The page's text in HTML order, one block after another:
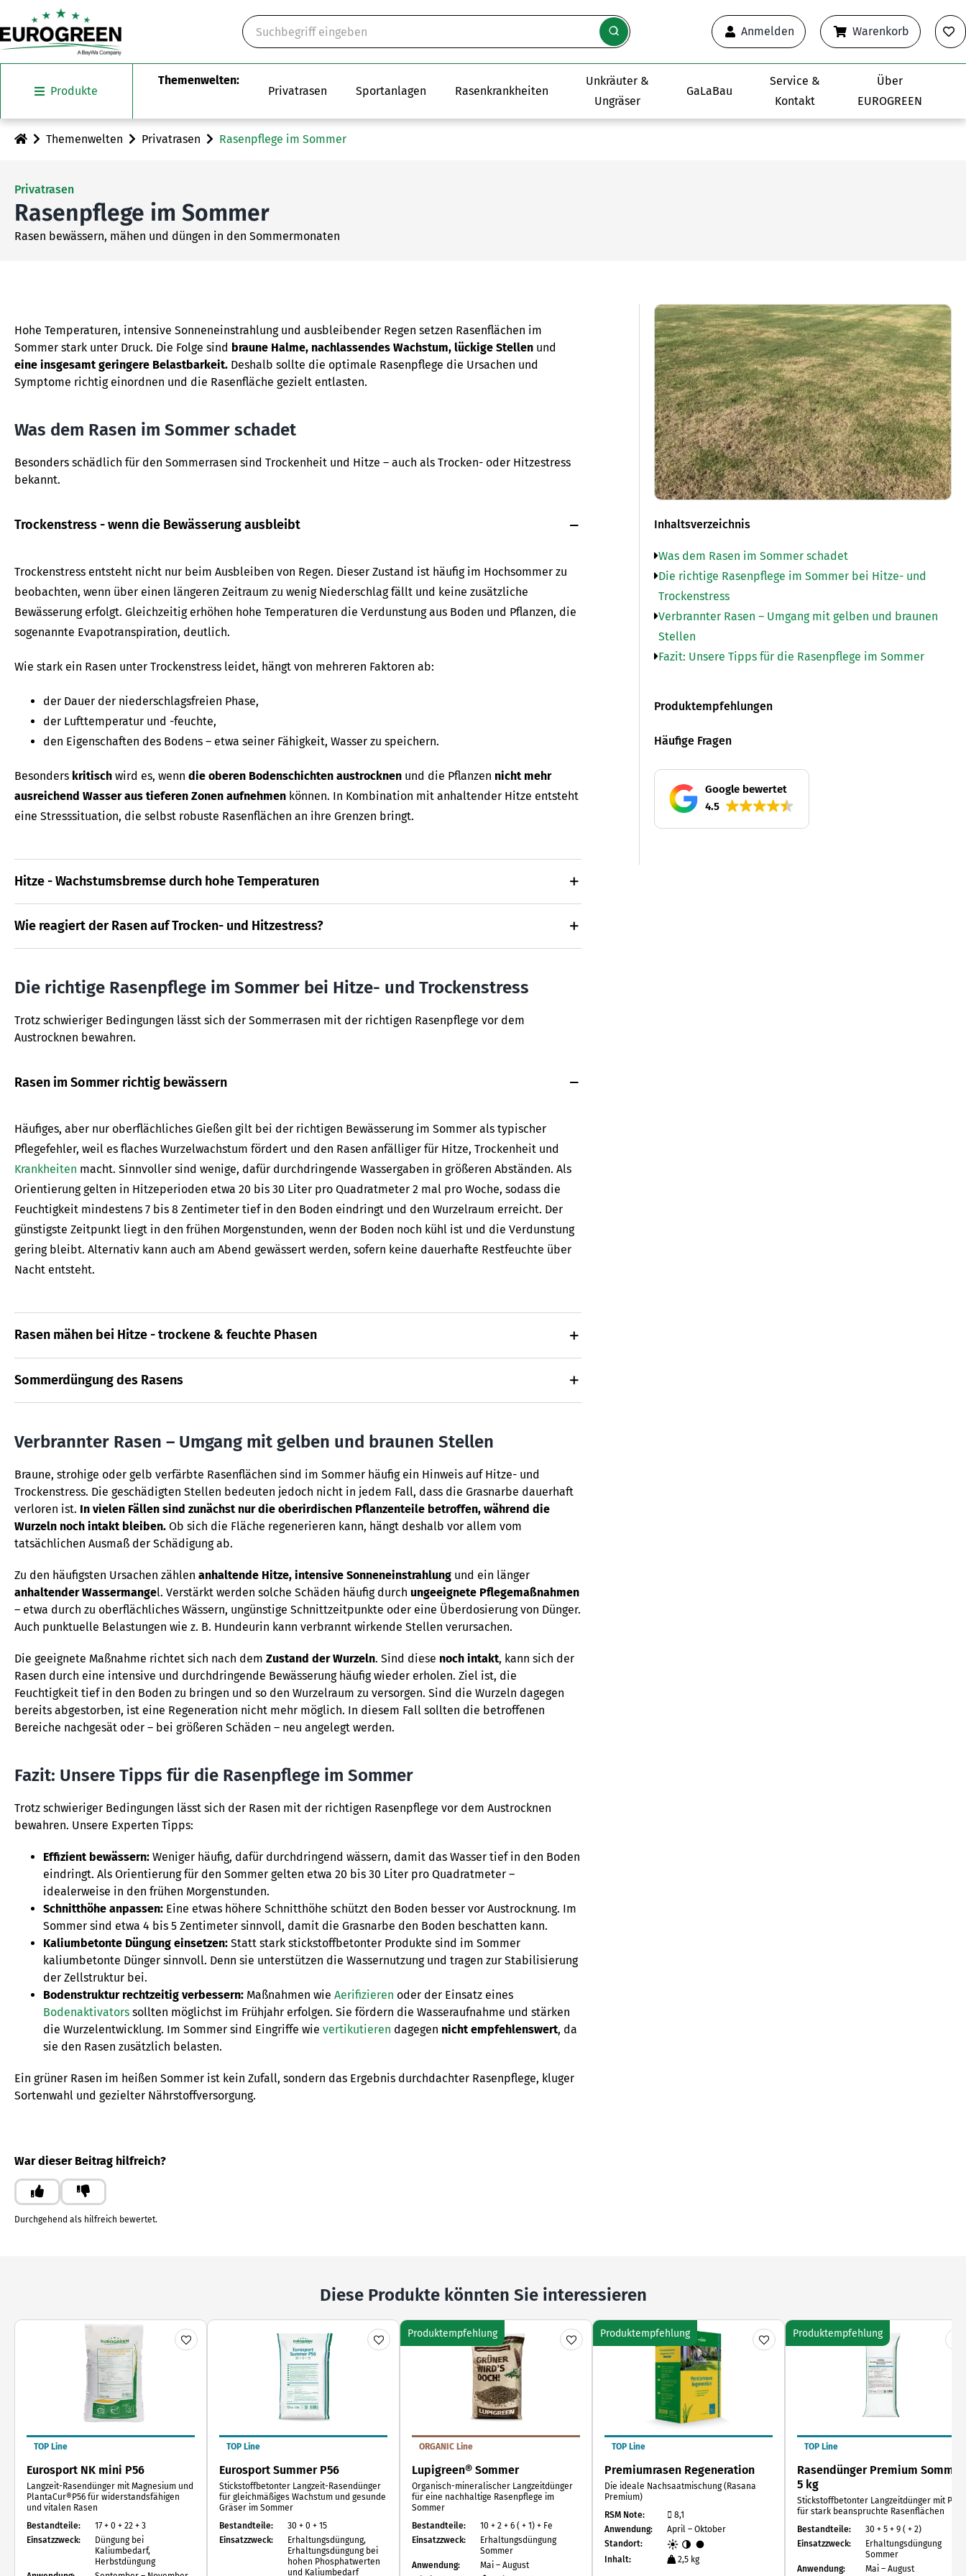
to
content
Suche
Anmelden Warenkorb
Produkte Privatrasen Sportanlagen Rasenkrankheiten
Unkräuter &
Ungräser
GaLaBau
Service &
Kontakt
Über
EUROGREEN
Themenwelten Privatrasen Rasenpflege im Sommer
Privatrasen
Rasenpflege im Sommer
Rasen bewässern, mähen und düngen in den Sommermonaten
Hohe Temperaturen, intensive Sonneneinstrahlung und ausbleibender Regen setzen Rasenflächen im
Sommer stark unter Druck. Die Folge sind braune Halme, nachlassendes Wachstum, lückige Stellen und
eine insgesamt geringere Belastbarkeit. Deshalb sollte die optimale Rasenpflege die Ursachen und
Symptome richtig einordnen und die Rasenfläche gezielt entlasten.
Was dem Rasen im Sommer schadet
Besonders schädlich für den Sommerrasen sind Trockenheit und Hitze – auch als Trocken- oder Hitzestress
bekannt.
Trockenstress - wenn die Bewässerung ausbleibt
Trockenstress entsteht nicht nur beim Ausbleiben von Regen. Dieser Zustand ist häufig im Hochsommer zu
beobachten, wenn über einen längeren Zeitraum zu wenig Niederschlag fällt und keine zusätzliche
Bewässerung erfolgt. Gleichzeitig erhöhen hohe Temperaturen die Verdunstung aus Boden und Pflanzen, die
sogenannte Evapotranspiration, deutlich.
Wie stark ein Rasen unter Trockenstress leidet, hängt von mehreren Faktoren ab:
der Dauer der niederschlagsfreien Phase,
der Lufttemperatur und -feuchte,
den Eigenschaften des Bodens – etwa seiner Fähigkeit, Wasser zu speichern.
Besonders kritisch wird es, wenn die oberen Bodenschichten austrocknen und die Pflanzen nicht mehr
ausreichend Wasser aus tieferen Zonen aufnehmen können. In Kombination mit anhaltender Hitze entsteht
eine Stresssituation, die selbst robuste Rasenflächen an ihre Grenzen bringt.
Hitze - Wachstumsbremse durch hohe Temperaturen
Wie reagiert der Rasen auf Trocken- und Hitzestress?
Die richtige Rasenpflege im Sommer bei Hitze- und Trockenstress
Trotz schwieriger Bedingungen lässt sich der Sommerrasen mit der richtigen Rasenpflege vor dem
Austrocknen bewahren.
Rasen im Sommer richtig bewässern
Häufiges, aber nur oberflächliches Gießen gilt bei der richtigen Bewässerung im Sommer als typischer
Pflegefehler, weil es flaches Wurzelwachstum fördert und den Rasen anfälliger für Hitze, Trockenheit und
Krankheiten macht. Sinnvoller sind wenige, dafür durchdringende Wassergaben in größeren Abständen. Als
Orientierung gelten in Hitzeperioden etwa 20 bis 30 Liter pro Quadratmeter 2 mal pro Woche, sodass die
Feuchtigkeit mindestens 7 bis 8 Zentimeter tief in den Boden eindringt und den Wurzelraum erreicht. Der
günstigste Zeitpunkt liegt in den frühen Morgenstunden, wenn der Boden noch kühl ist und die Verdunstung
gering bleibt. Alternativ kann auch am Abend gewässert werden, sofern keine dauerhafte Restfeuchte über
Nacht entsteht.
Rasen mähen bei Hitze - trockene & feuchte Phasen
Sommerdüngung des Rasens
Verbrannter Rasen – Umgang mit gelben und braunen Stellen
Braune, strohige oder gelb verfärbte Rasenflächen sind im Sommer häufig ein Hinweis auf Hitze- und
Trockenstress. Die geschädigten Stellen bedeuten jedoch nicht in jedem Fall, dass die Grasnarbe dauerhaft
verloren ist. In vielen Fällen sind zunächst nur die oberirdischen Pflanzenteile betroffen, während die
Wurzeln noch intakt bleiben. Ob sich die Fläche regenerieren kann, hängt deshalb vor allem vom
tatsächlichen Ausmaß der Schädigung ab.
Zu den häufigsten Ursachen zählen anhaltende Hitze, intensive Sonneneinstrahlung und ein länger
anhaltender Wassermangel. Verstärkt werden solche Schäden häufig durch ungeeignete Pflegemaßnahmen
– etwa durch zu oberflächliches Wässern, ungünstige Schnittzeitpunkte oder eine Überdosierung von Dünger.
Auch punktuelle Belastungen wie z. B. Hundeurin kann verbrannt wirkende Stellen verursachen.
Die geeignete Maßnahme richtet sich nach dem Zustand der Wurzeln. Sind diese noch intakt, kann sich der
Rasen durch eine intensive und durchdringende Bewässerung häufig wieder erholen. Ziel ist, die
Feuchtigkeit tief in den Boden zu bringen und so den Wurzelraum zu versorgen. Sind die Wurzeln dagegen
bereits abgestorben, ist eine Regeneration nicht mehr möglich. In diesem Fall sollten die betroffenen
Bereiche nachgesät oder – bei größeren Schäden – neu angelegt werden.
Fazit: Unsere Tipps für die Rasenpflege im Sommer
Trotz schwieriger Bedingungen lässt sich der Rasen mit der richtigen Rasenpflege vor dem Austrocknen
bewahren. Unsere Experten Tipps:
Effizient bewässern: Weniger häufig, dafür durchdringend wässern, damit das Wasser tief in den Boden
eindringt. Als Orientierung für den Sommer gelten etwa 20 bis 30 Liter pro Quadratmeter –
idealerweise in den frühen Morgenstunden.
Schnitthöhe anpassen: Eine etwas höhere Schnitthöhe schützt den Boden besser vor Austrocknung. Im
Sommer sind etwa 4 bis 5 Zentimeter sinnvoll, damit die Grasnarbe den Boden beschatten kann.
Kaliumbetonte Düngung einsetzen: Statt stark stickstoffbetonter Produkte sind im Sommer
kaliumbetonte Dünger sinnvoll. Denn sie unterstützen die Wassernutzung und tragen zur Stabilisierung
der Zellstruktur bei.
Bodenstruktur rechtzeitig verbessern: Maßnahmen wie Aerifizieren oder der Einsatz eines
Bodenaktivators sollten möglichst im Frühjahr erfolgen. Sie fördern die Wasseraufnahme und stärken
die Wurzelentwicklung. Im Sommer sind Eingriffe wie vertikutieren dagegen nicht empfehlenswert, da
sie den Rasen zusätzlich belasten.
Ein grüner Rasen im heißen Sommer ist kein Zufall, sondern das Ergebnis durchdachter Rasenpflege, kluger
Sortenwahl und gezielter Nährstoffversorgung.
War dieser Beitrag hilfreich?
Ja Nein
Durchgehend als hilfreich bewertet.
Inhaltsverzeichnis
Was dem Rasen im Sommer schadet
Die richtige Rasenpflege im Sommer bei Hitze- und
Trockenstress
Verbrannter Rasen – Umgang mit gelben und braunen
Stellen
Fazit: Unsere Tipps für die Rasenpflege im Sommer
Produktempfehlungen
Häufige Fragen
Google bewertet
4.5
Diese Produkte könnten Sie interessieren
TOP Line
Eurosport NK mini P56
Langzeit-Rasendünger mit Magnesium und
PlantaCur®P56 für widerstandsfähigen
und vitalen Rasen
Bestandteile:
17 + 0 + 22 + 3
Einsatzzweck:
Düngung bei
Kaliumbedarf,
Herbstdüngung
TOP Line
Eurosport Summer P56
Stickstoffbetonter Langzeit-Rasendünger
für gleichmäßiges Wachstum und gesunde
Gräser im Sommer
Bestandteile:
30 + 0 + 15
Einsatzzweck:
Erhaltungsdüngung,
Erhaltungsdüngung bei
hohen Phosphatwerten
und Kaliumbedarf
Produktempfehlung
ORGANIC Line
Lupigreen® Sommer
Organisch-mineralischer Langzeitdünger
für eine nachhaltige Rasenpflege im
Sommer
Bestandteile:
10 + 2 + 6 ( + 1) + Fe
Einsatzzweck:
Erhaltungsdüngung
Sommer
Anwendung:
Mai – August
Produktempfehlung
TOP Line
Premiumrasen Regeneration
Die ideale Nachsaatmischung (Rasana
Premium)
RSM Note:
8,1
Anwendung:
April – Oktober
Standort:
Inhalt:
2,5 kg
Produktempfehlung
TOP Line
Rasendünger Premium Sommer
5 kg
Stickstoffbetonter Langzeitdünger mit P56
für stark beanspruchte Rasenflächen
Bestandteile:
30 + 5 + 9 ( + 2)
Einsatzzweck:
Erhaltungsdüngung
Sommer
Anwendung:
Mai – August